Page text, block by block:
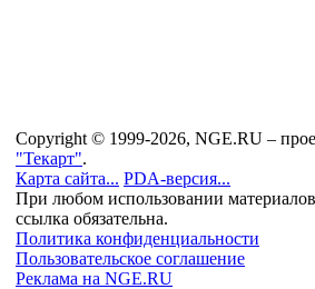
Copyright © 1999-2026, NGE.RU –
"Текарт".
Карта сайта... PDA-версия...
При любом использовании
ссылка обязательна.
Политика конфиденциальности
Пользовательское соглашение
Реклама на NGE.RU